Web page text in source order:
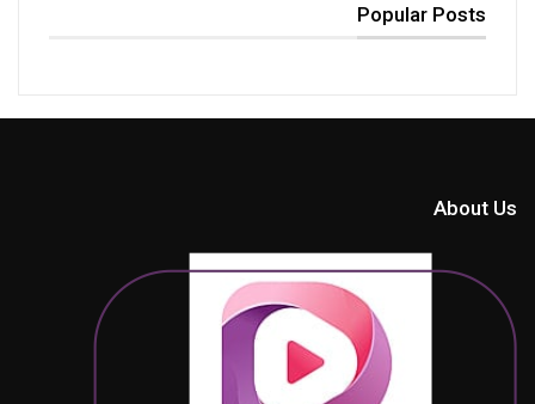
Popular Posts
About Us